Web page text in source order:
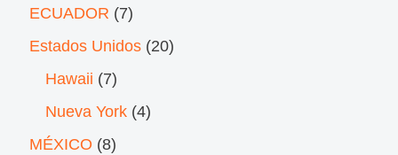
ECUADOR (7)
Estados Unidos (20)
Hawaii (7)
Nueva York (4)
MÉXICO (8)